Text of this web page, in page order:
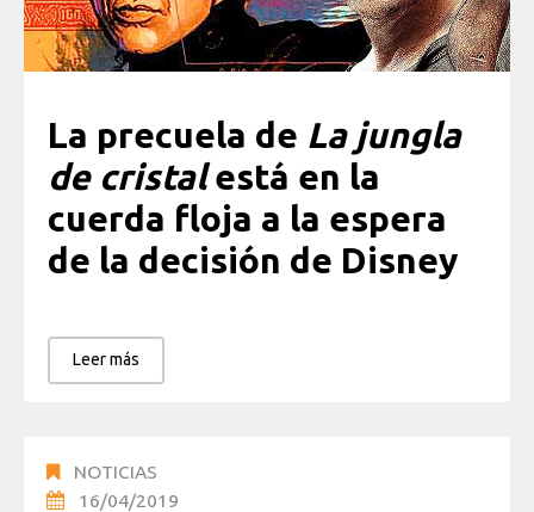
La precuela de La jungla
de cristalestá en la
cuerda floja a la espera
de la decisión de Disney
Leer más
NOTICIAS
16/04/2019